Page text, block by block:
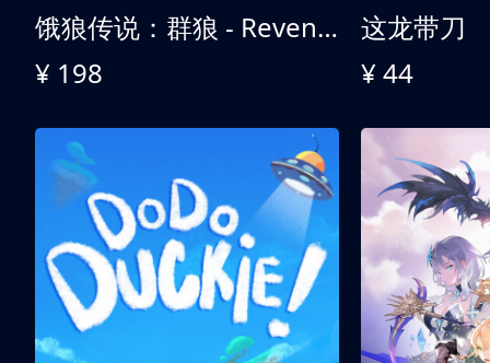
饿狼传说：群狼 - Revenge Edition
¥ 198
这龙带刀
¥ 44